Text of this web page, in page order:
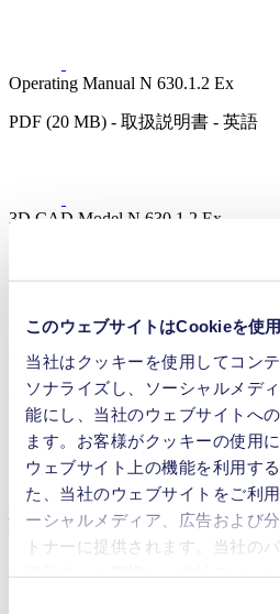
このウェブサイトはCookieを使
当社はクッキーを使用してコン
ソナライズし、ソーシャルメデ
能にし、当社のウェブサイトへ
ます。お客様がクッキーの使用
ウェブサイト上の機能を利用す
た、当社のウェブサイトをご利
ーシャルメディア、広告および
トナーに提供されます。当社の
Operating Manual N 630.1.2 Ex
PDF (20 MB) - 取扱説明書 - 英語
3D CAD Model N 630.1.2 Ex
3D CAD Model N 630.1.2.12 Ex
ZIP (81 MB) - CADデータ - 英語
技術内容詳細